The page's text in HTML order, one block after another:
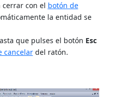
con el botón de
la entidad se
que pulses el botón Esc
cancelardel ratón.